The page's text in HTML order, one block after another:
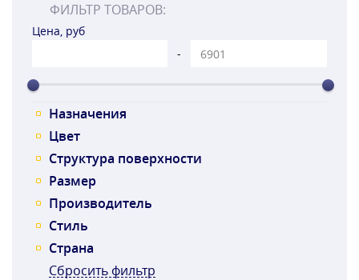
ФИЛЬТР ТОВАРОВ:
Цена, руб
-
Назначения
Цвет
Структура поверхности
Размер
Производитель
Стиль
Страна
Сбросить фильтр